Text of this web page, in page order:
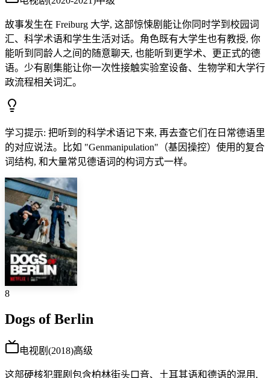
故事发生在 Freiburg 大学, 这部惊悚剧能让你同时学到校园词
汇、科学术语和学生生活对话。角色既有大学生也有教授, 你
能听到同龄人之间的随意聊天, 也能听到更学术、更正式的德
语。少有剧集能让你一次性接触实验室设备、生物学和大学行
政流程相关词汇。
学习提示: 把听到的科学术语记下来, 再去查它们在日常德语里
的对应说法。比如 "Genmanipulation"（基因操控）使用的复合
词结构, 和大量常见德语词的构词方式一样。
8
Dogs of Berlin
电视剧 (2018)高级
这部硬核犯罪剧包含柏林街头口音、土耳其语和德语的混用,